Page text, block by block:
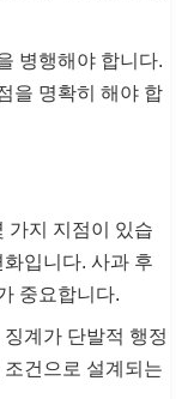
병행해야 합니다.
을 명확히 해야 합
가지 지점이 있습
입니다. 사과 후
중요합니다.
계가 단발적 행정
건으로 설계되는